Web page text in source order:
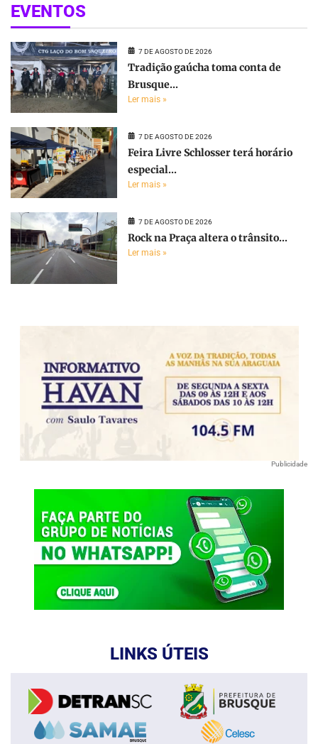
EVENTOS
7 DE AGOSTO DE 2026
Tradição gaúcha toma conta de
Brusque...
Ler mais »
7 DE AGOSTO DE 2026
Feira Livre Schlosser terá horário
especial...
Ler mais »
7 DE AGOSTO DE 2026
Rock na Praça altera o trânsito...
Ler mais »
Publicidade
LINKS ÚTEIS